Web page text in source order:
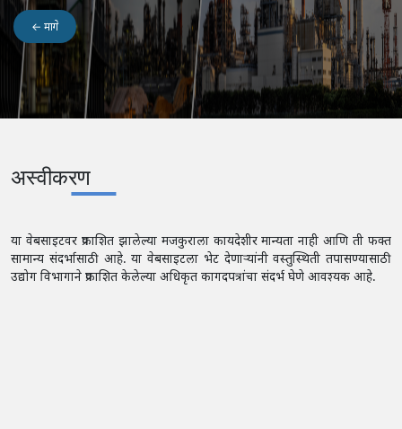
← मागे
अस्वीकरण
या वेबसाइटवर प्रकाशित झालेल्या मजकुराला कायदेशीर मान्यता नाही आणि ती फक्त
सामान्य संदर्भासाठी आहे. या वेबसाइटला भेट देणाऱ्यांनी वस्तुस्थिती तपासण्यासाठी
उद्योग विभागाने प्रकाशित केलेल्या अधिकृत कागदपत्रांचा संदर्भ घेणे आवश्यक आहे.